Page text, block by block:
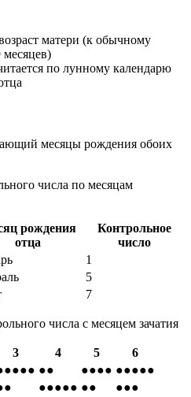
матери (к обычному
месяцев)
по лунному календарю
месяцы рождения обоих
числа по месяцам
рождения
отца
Контрольное
число
1
5
7
числа с месяцем зачатия
3 4 5
6
●● ●●●● ●●●●●
●●●●● ●● ●●●